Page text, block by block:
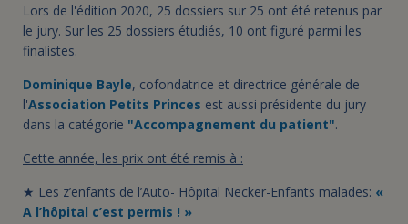
Lors de l'édition 2020, 25 dossiers sur 25 ont été retenus par
le jury. Sur les 25 dossiers étudiés, 10 ont figuré parmi les
finalistes.
Dominique Bayle, cofondatrice et directrice générale de
l'Association Petits Princes est aussi présidente du jury
dans la catégorie "Accompagnement du patient".
Cette année, les prix ont été remis à :
★ Les z’enfants de l’Auto- Hôpital Necker-Enfants malades: «
A l’hôpital c’est permis ! »